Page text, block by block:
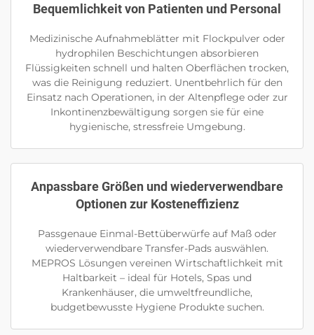
Bequemlichkeit von Patienten und Personal
Medizinische Aufnahmeblätter mit Flockpulver oder
hydrophilen Beschichtungen absorbieren
Flüssigkeiten schnell und halten Oberflächen trocken,
was die Reinigung reduziert. Unentbehrlich für den
Einsatz nach Operationen, in der Altenpflege oder zur
Inkontinenzbewältigung sorgen sie für eine
hygienische, stressfreie Umgebung.
Anpassbare Größen und wiederverwendbare
Optionen zur Kosteneffizienz
Passgenaue Einmal-Bettüberwürfe auf Maß oder
wiederverwendbare Transfer-Pads auswählen.
MEPROS Lösungen vereinen Wirtschaftlichkeit mit
Haltbarkeit – ideal für Hotels, Spas und
Krankenhäuser, die umweltfreundliche,
budgetbewusste Hygiene Produkte suchen.